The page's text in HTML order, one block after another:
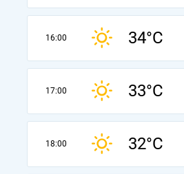
16:00 34°C
17:00 33°C
18:00 32°C